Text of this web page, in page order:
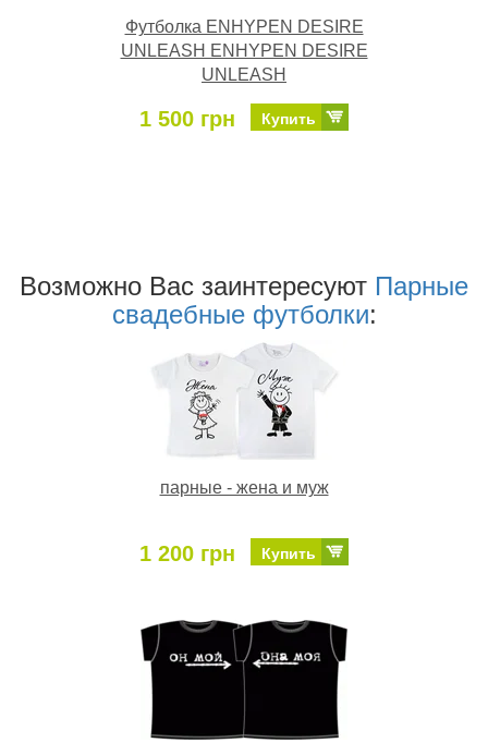
Футболка ENHYPEN DESIRE
UNLEASH ENHYPEN DESIRE
UNLEASH
1 500 грн Купить
Возможно Ваc заинтересуют Парные
свадебные футболки:
парные - жена и муж
1 200 грн Купить